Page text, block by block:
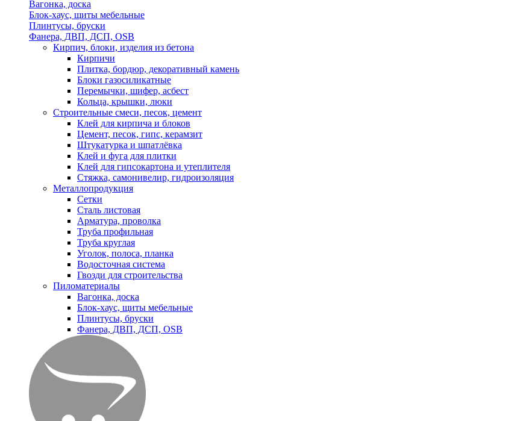
Вагонка, доска
Блок-хаус, щиты мебельные
Плинтусы, бруски
Фанера, ДВП, ДСП, OSB
Кирпич, блоки, изделия из бетона
Кирпичи
Плитка, бордюр, декоративный камень
Блоки газосиликатные
Перемычки, шифер, асбест
Кольца, крышки, люки
Строительные смеси, песок, цемент
Клей для кирпича и блоков
Цемент, песок, гипс, керамзит
Штукатурка и шпатлёвка
Клей и фуга для плитки
Клей для гипсокартона и утеплителя
Стяжка, самонивелир, гидроизоляция
Металлопродукция
Сетки
Сталь листовая
Арматура, проволка
Труба профильная
Труба круглая
Уголок, полоса, планка
Водосточная система
Гвозди для строительства
Пиломатериалы
Вагонка, доска
Блок-хаус, щиты мебельные
Плинтусы, бруски
Фанера, ДВП, ДСП, OSB